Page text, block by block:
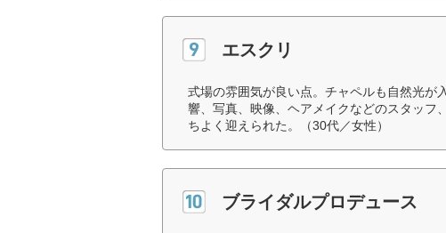
エスクリ
式場の雰囲気が良い点。チャペルも自然光が
響、写真、映像、ヘアメイクなどのスタッフ
ちよく迎えられた。（30代／女性）
ブライダルプロデュース